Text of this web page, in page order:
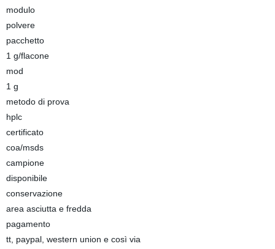
modulo
polvere
pacchetto
1 g/flacone
mod
1 g
metodo di prova
hplc
certificato
coa/msds
campione
disponibile
conservazione
area asciutta e fredda
pagamento
tt, paypal, western union e così via